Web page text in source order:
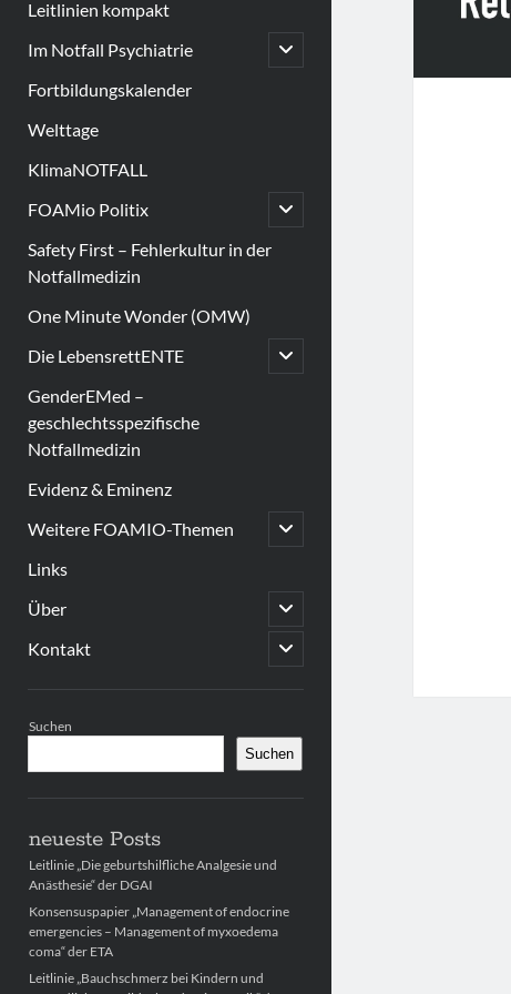
Leitlinien kompakt
Im Notfall Psychiatrie
open
child
Fortbildungskalender
Welttage
KlimaNOTFALL
FOAMio Politix
open
child
Safety First – Fehlerkultur in der
Notfallmedizin
One Minute Wonder (OMW)
Die LebensrettENTE
open
child
GenderEMed –
geschlechtsspezifische
Notfallmedizin
Evidenz & Eminenz
Weitere FOAMIO-Themen
open
child
Links
Über
open
child
menu
Kontakt
open
child
Suchen
Suchen
neueste Posts
Leitlinie „Die geburtshilfliche Analgesie und
Anästhesie“ der DGAI
Konsensuspapier „Management of endocrine
emergencies – Management of myxoedema
coma“ der ETA
Leitlinie „Bauchschmerz bei Kindern und